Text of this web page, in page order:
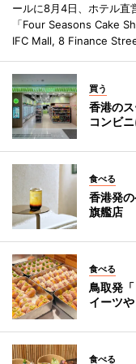
ールに8月4日、ホテル直
「Four Seasons Cake
IFC Mall, 8 Finance
買う
香港の
コンビ
食べる
香港発
旗艦店
食べる
鳥取発
イーツ
食べる